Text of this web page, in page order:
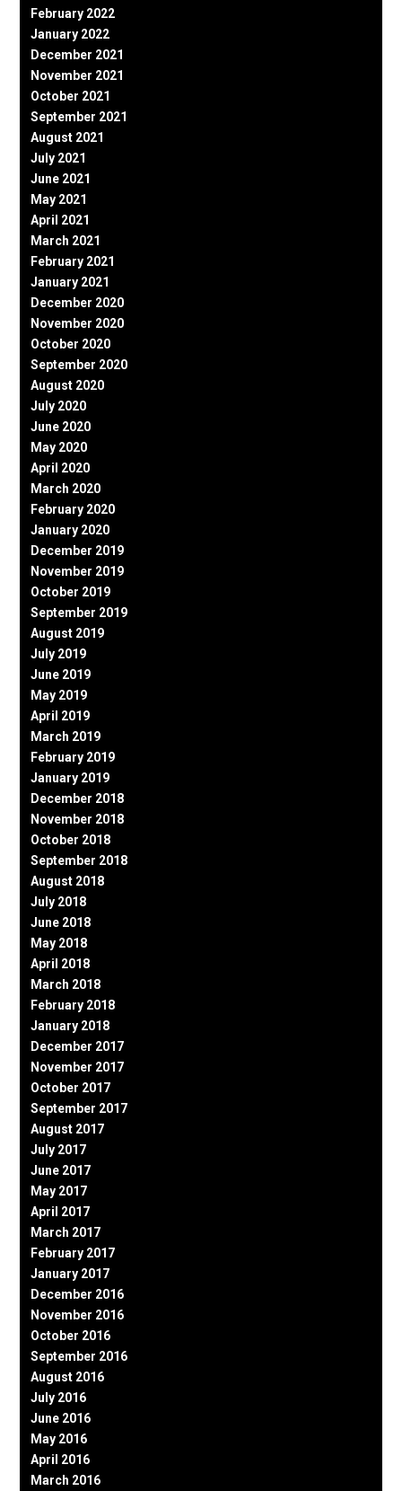
February 2022
January 2022
December 2021
November 2021
October 2021
September 2021
August 2021
July 2021
June 2021
May 2021
April 2021
March 2021
February 2021
January 2021
December 2020
November 2020
October 2020
September 2020
August 2020
July 2020
June 2020
May 2020
April 2020
March 2020
February 2020
January 2020
December 2019
November 2019
October 2019
September 2019
August 2019
July 2019
June 2019
May 2019
April 2019
March 2019
February 2019
January 2019
December 2018
November 2018
October 2018
September 2018
August 2018
July 2018
June 2018
May 2018
April 2018
March 2018
February 2018
January 2018
December 2017
November 2017
October 2017
September 2017
August 2017
July 2017
June 2017
May 2017
April 2017
March 2017
February 2017
January 2017
December 2016
November 2016
October 2016
September 2016
August 2016
July 2016
June 2016
May 2016
April 2016
March 2016